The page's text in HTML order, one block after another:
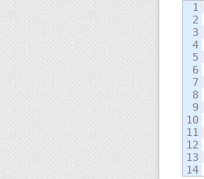
1
2
3
4
5
6
7
8
9
10
11
12
13